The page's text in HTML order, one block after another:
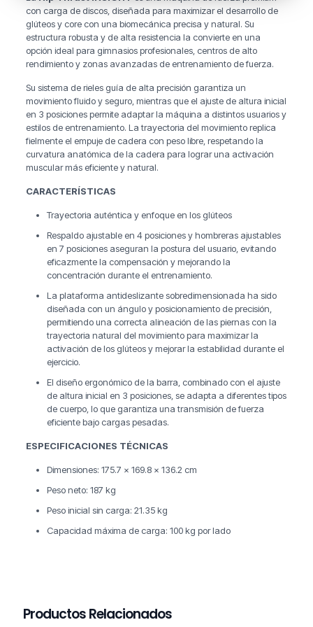
con carga de discos, diseñada para maximizar el desarrollo de
glúteos y core con una biomecánica precisa y natural. Su
estructura robusta y de alta resistencia la convierte en una
opción ideal para gimnasios profesionales, centros de alto
rendimiento y zonas avanzadas de entrenamiento de fuerza.
Su sistema de rieles guía de alta precisión garantiza un
movimiento fluido y seguro, mientras que el ajuste de altura inicial
en 3 posiciones permite adaptar la máquina a distintos usuarios y
estilos de entrenamiento. La trayectoria del movimiento replica
fielmente el empuje de cadera con peso libre, respetando la
curvatura anatómica de la cadera para lograr una activación
muscular más eficiente y natural.
CARACTERÍSTICAS
Trayectoria auténtica y enfoque en los glúteos
Respaldo ajustable en 4 posiciones y hombreras ajustables
en 7 posiciones aseguran la postura del usuario, evitando
eficazmente la compensación y mejorando la
concentración durante el entrenamiento.
La plataforma antideslizante sobredimensionada ha sido
diseñada con un ángulo y posicionamiento de precisión,
permitiendo una correcta alineación de las piernas con la
trayectoria natural del movimiento para maximizar la
activación de los glúteos y mejorar la estabilidad durante el
ejercicio.
El diseño ergonómico de la barra, combinado con el ajuste
de altura inicial en 3 posiciones, se adapta a diferentes tipos
de cuerpo, lo que garantiza una transmisión de fuerza
eficiente bajo cargas pesadas.
ESPECIFICACIONES TÉCNICAS
Dimensiones: 175.7 × 169.8 × 136.2 cm
Peso neto: 187 kg
Peso inicial sin carga: 21.35 kg
Capacidad máxima de carga: 100 kg por lado
Productos Relacionados